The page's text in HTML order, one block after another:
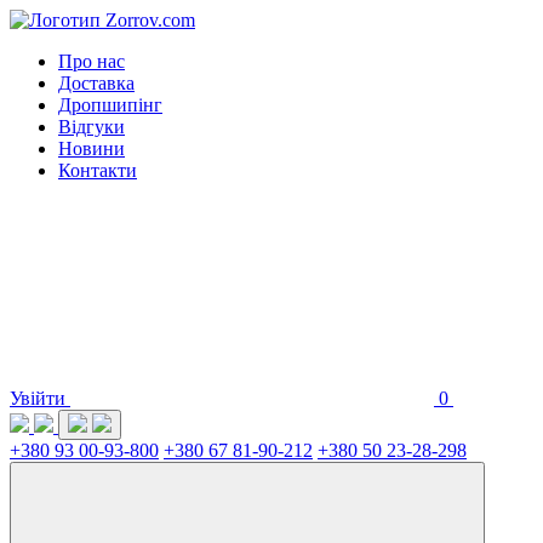
Про нас
Доставка
Дропшипінг
Відгуки
Новини
Контакти
Увійти 0
+380 93 00-93-800 +380 67 81-90-212 +380 50 23-28-298